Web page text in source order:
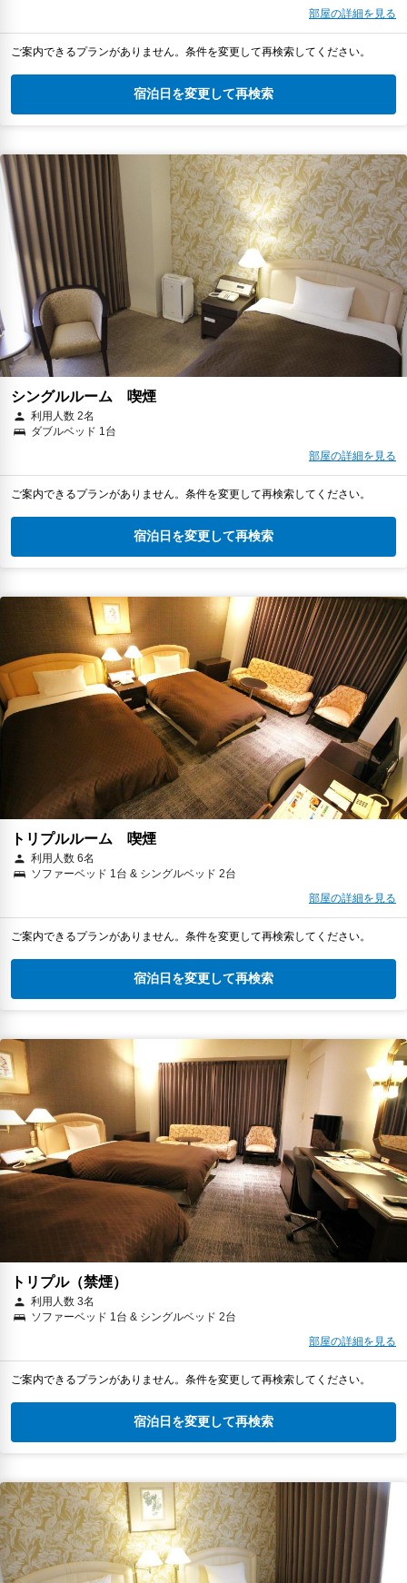
部屋の詳細を見る
ご案内できるプランがありません。条件を変更して再検索してください。
宿泊日を変更して再検索
シングルルーム 喫煙
利用人数 2名
ダブルベッド 1台
部屋の詳細を見る
ご案内できるプランがありません。条件を変更して再検索してください。
宿泊日を変更して再検索
トリプルルーム 喫煙
利用人数 6名
ソファーベッド 1台 & シングルベッド 2台
部屋の詳細を見る
ご案内できるプランがありません。条件を変更して再検索してください。
宿泊日を変更して再検索
トリプル（禁煙）
利用人数 3名
ソファーベッド 1台 & シングルベッド 2台
部屋の詳細を見る
ご案内できるプランがありません。条件を変更して再検索してください。
宿泊日を変更して再検索